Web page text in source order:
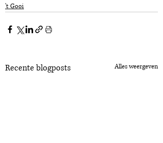
't Gooi
Recente blogposts Alles weergeven